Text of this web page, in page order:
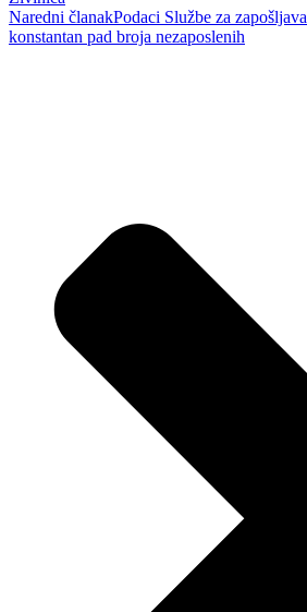
Naredni članakPodaci Službe za
konstantan pad broja nezaposlenih